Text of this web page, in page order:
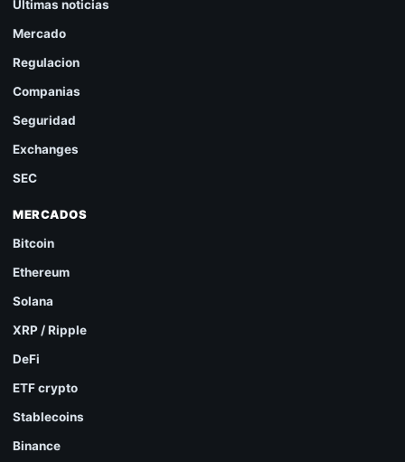
Ultimas noticias
Mercado
Regulacion
Companias
Seguridad
Exchanges
SEC
MERCADOS
Bitcoin
Ethereum
Solana
XRP / Ripple
DeFi
ETF crypto
Stablecoins
Binance